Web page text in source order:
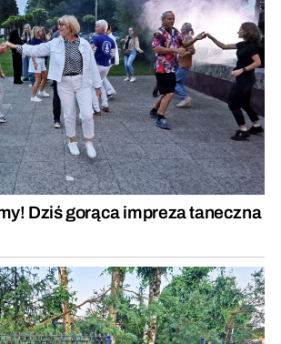
Dziś gorąca impreza taneczna